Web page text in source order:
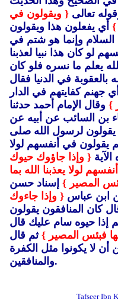
تعالى { ويقولون في
} أي يفعلون هذا ويقولون
السلام وإنما هو شتم في
لو كان هذا نبيا لعذبنا
يعلم ما نسره فلو كان
بالعقوبة في الدنيا فقال
أي جهنم كفايتهم في الدار
} وقال الإمام أحمد حدثنا
بن السائب عن أبيه عن
يقولون لرسول الله صلى
يقولون في أنفسهم لولا
{ وإذا جاؤوك حيوك
لولا يعذبنا الله بما
المصير } إسناد حسن
ابن عباس { وإذا جاءوك
كان المنافقون يقولون
إذا حيوه سام عليك قال
فبئس المصير } ثم قال
أن لا يكونوا مثل الكفرة
والمنافقين.
Tafseer Ibn